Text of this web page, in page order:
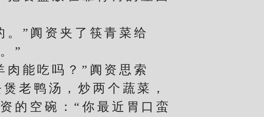
”阗资夹了筷青菜给
”
能吃吗？”阗资思索
老鸭汤，炒两个蔬菜，
的空碗：“你最近胃口蛮